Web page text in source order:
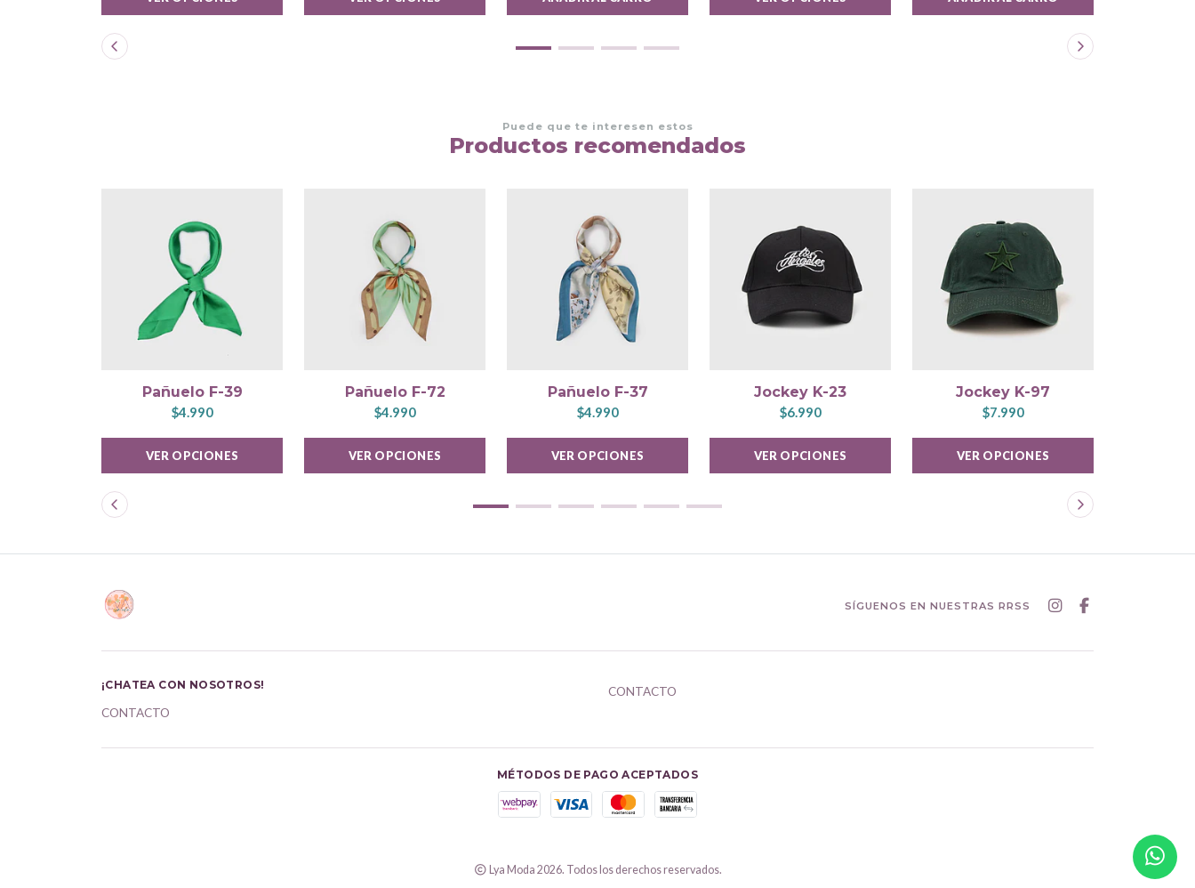
Puede que te interesen estos
Productos recomendados
Pañuelo F-39
$4.990
VER OPCIONES
Pañuelo F-72
$4.990
VER OPCIONES
Pañuelo F-37
$4.990
VER OPCIONES
Jockey K-23
$6.990
VER OPCIONES
Jockey K-97
$7.990
VER OPCIONES
SÍGUENOS EN NUESTRAS RRSS
¡CHATEA CON NOSOTROS!
CONTACTO
CONTACTO
MÉTODOS DE PAGO ACEPTADOS
Lya Moda 2026. Todos los derechos reservados.